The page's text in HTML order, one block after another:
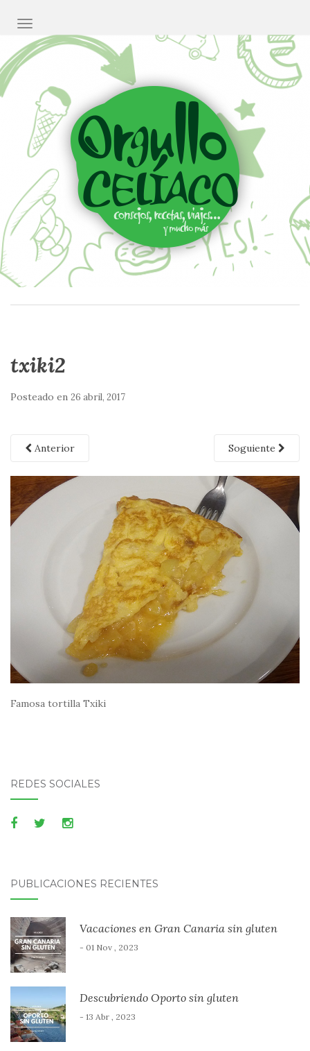
CAMBIAR NAVEGACIÓN
txiki2
Posteado en 26 abril, 2017
Anterior Soguiente
Famosa tortilla Txiki
REDES SOCIALES
PUBLICACIONES RECIENTES
Vacaciones en Gran Canaria sin gluten
- 01 Nov , 2023
Descubriendo Oporto sin gluten
- 13 Abr , 2023